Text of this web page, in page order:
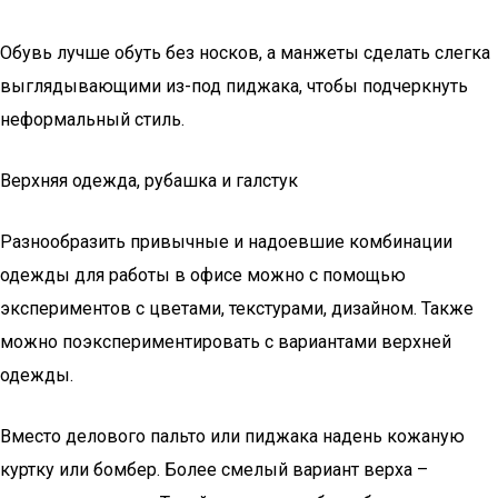
Обувь лучше обуть без носков, а манжеты сделать слегка
выглядывающими из-под пиджака, чтобы подчеркнуть
неформальный стиль.
Верхняя одежда, рубашка и галстук
Разнообразить привычные и надоевшие комбинации
одежды для работы в офисе можно с помощью
экспериментов с цветами, текстурами, дизайном. Также
можно поэкспериментировать с вариантами верхней
одежды.
Вместо делового пальто или пиджака надень кожаную
куртку или бомбер. Более смелый вариант верха –